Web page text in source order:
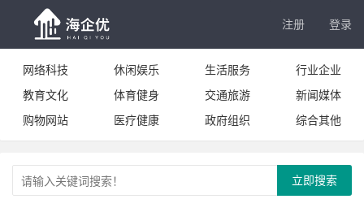
注册 登录
网络科技 休闲娱乐 生活服务
行业企业
教育文化
体育健身 交通旅游
新闻媒体
购物网站
医疗健康 政府组织 综合其他
立即搜索